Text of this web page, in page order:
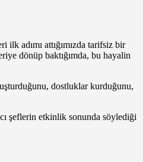
adımı attığımızda tarifsiz bir
dönüp baktığımda, bu hayalin
dostluklar kurduğunu,
şeflerin etkinlik sonunda söylediği